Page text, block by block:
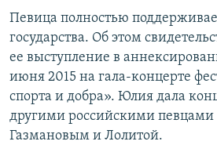
Певица полностью
государства. Об этом
ее выступление в
июня 2015 на гала-концерте
спорта и добра». Юлия дала
другими российскими певцами
Газмановым и Лолитой.